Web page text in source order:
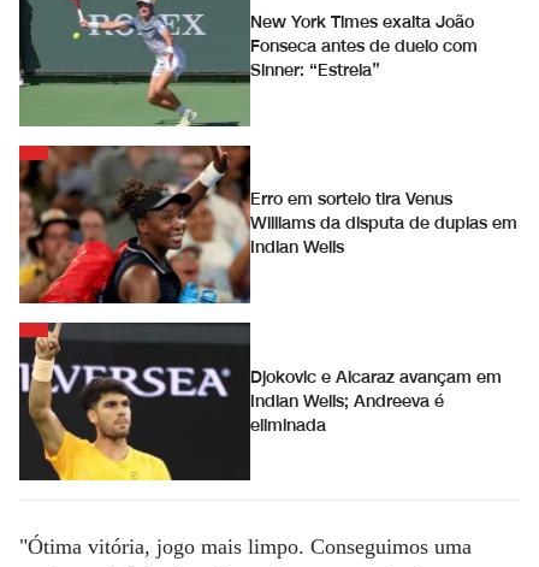
New York Times exalta João
Fonseca antes de duelo com
Sinner: “Estrela”
Erro em sorteio tira Venus
Williams da disputa de duplas em
Indian Wells
Djokovic e Alcaraz avançam em
Indian Wells; Andreeva é
eliminada
"Ótima vitória, jogo mais limpo. Conseguimos uma